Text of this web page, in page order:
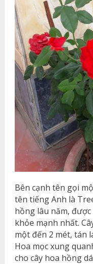
Bên cạnh tên gọi
tên tiếng Anh là
hồng lâu năm,
khỏe mạnh nhất.
một đến 2 mét, tán
Hoa mọc xung
cho cây hoa hồng